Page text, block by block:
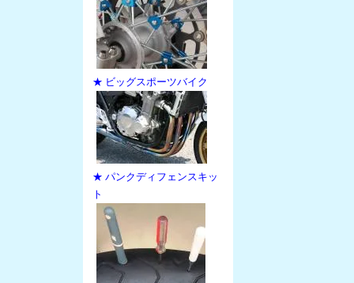
★ ビッグスポーツバイク
★ パンクディフェンスキッ
ト